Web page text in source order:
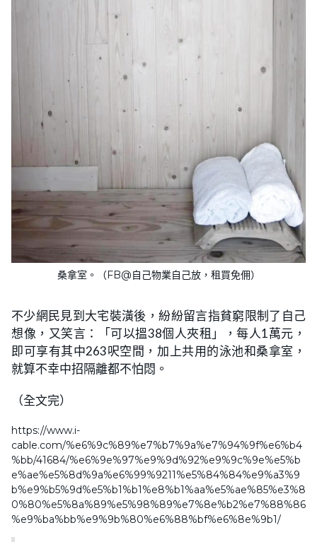
桑拿室。（FB@自己物業自己放，租買免佣）
不少網民見到大宅裝潢後，紛紛留言指貧窮限制了自己
想像，又笑言：「可以搵38個人夾租」，每人1萬元，
即可享有其中263呎空間，加上共用的泳池和桑拿室，
就算不幸中招隔離都不怕悶。
（全文完）
https://www.i-
cable.com/%e6%9c%89%e7%b7%9a%e7%94%9f%e6%b4
%bb/41684/%e6%9e%97%e9%9d%92%e9%9c%9e%e5%b
e%ae%e5%8d%9a%e6%99%9211%e5%84%84%e9%a3%9
b%e9%b5%9d%e5%b1%b1%e8%b1%aa%e5%ae%85%e3%8
0%80%e5%8a%89%e5%98%89%e7%8e%b2%e7%88%86
%e9%ba%bb%e9%9b%80%e6%88%bf%e6%8e%9b1/